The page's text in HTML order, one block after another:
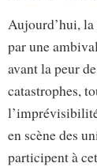
Aujourd’hui, la
par une
avant la peur
catastrophes,
en scène des
participent à